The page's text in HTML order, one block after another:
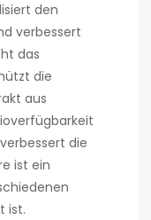
den
verbessert
das
die
aus
die
ist ein
ist.